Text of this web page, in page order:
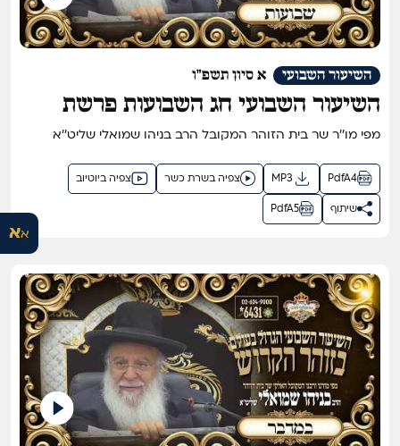
אא
א סיון תשפ"ו השיעור השבועי
השיעור השבועי חג השבועות פרשת
נשא התשפ"ו
מפי מו''ר שר בית הזוהר המקובל הרב בניהו שמואלי שליט''א
צפיה ביוטיוב צפיה בשרת כשר MP3 PdfA4
PdfA5 שיתוף